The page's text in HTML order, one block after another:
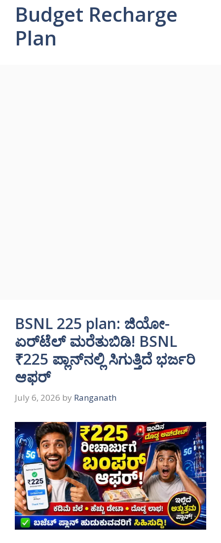
Budget Recharge
Plan
BSNL 225 plan: ಜಿಯೋ-
ಏರ್‌ಟೆಲ್ ಮರೆತುಬಿಡಿ! BSNL
₹225 ಪ್ಲಾನ್‌ನಲ್ಲಿ ಸಿಗುತ್ತಿದೆ ಭರ್ಜರಿ
ಆಫರ್
July 6, 2026 by Ranganath